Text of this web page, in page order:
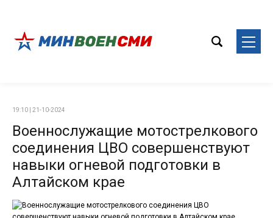
19:10 | 21-10-2024
Военнослужащие мотострелкового
соединения ЦВО совершенствуют
навыки огневой подготовки в
Алтайском крае